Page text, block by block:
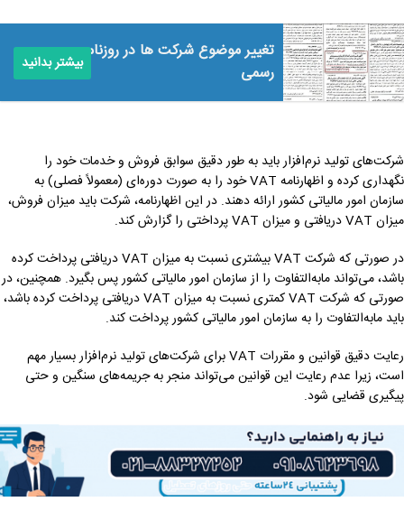
تغییر موضوع شرکت ها در روزنامه
رسمی
بیشتر بدانید
شرکت‌های تولید نرم‌افزار باید به طور دقیق سوابق فروش و خدمات خود را
نگهداری کرده و اظهارنامه VAT خود را به صورت دوره‌ای (معمولاً فصلی) به
سازمان امور مالیاتی کشور ارائه دهند. در این اظهارنامه، شرکت باید میزان فروش،
میزان VAT دریافتی و میزان VAT پرداختی را گزارش کند.
در صورتی که شرکت VAT بیشتری نسبت به میزان VAT دریافتی پرداخت کرده
باشد، می‌تواند مابه‌التفاوت را از سازمان امور مالیاتی کشور پس بگیرد. همچنین، در
صورتی که شرکت VAT کمتری نسبت به میزان VAT دریافتی پرداخت کرده باشد،
باید مابه‌التفاوت را به سازمان امور مالیاتی کشور پرداخت کند.
رعایت دقیق قوانین و مقررات VAT برای شرکت‌های تولید نرم‌افزار بسیار مهم
است، زیرا عدم رعایت این قوانین می‌تواند منجر به جریمه‌های سنگین و حتی
پیگیری قضایی شود.